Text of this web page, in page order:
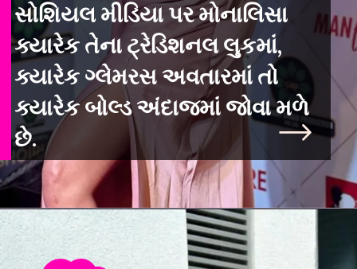
સોશિયલ મીડિયા પર મોનાલિસા
ક્યારેક તેના ટ્રેડિશનલ લુકમાં,
ક્યારેક ગ્લેમરસ અવતારમાં તો
ક્યારેક બોલ્ડ અંદાજમાં જોવા મળે
છે.